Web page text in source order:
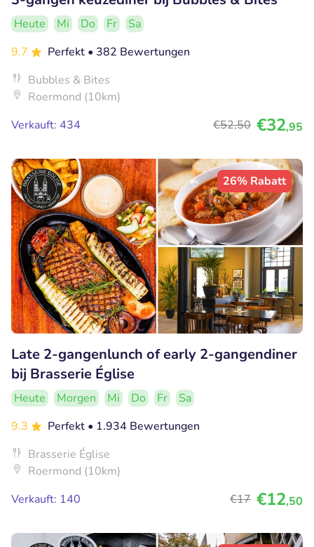
Heute Mi Do Fr
Sa
9.7
Perfekt • 382 Bewertungen
Bubbles & Bites
Roermond (10km)
Verkauft: 434
€52,50 €32,95
26% Rabatt
Late 2-gangenlunch of early 2-gangendiner
bij Brasserie Église
Heute Morgen Mi Do Fr
Sa
9.3
Perfekt • 1.934 Bewertungen
Brasserie Église
Roermond (10km)
Verkauft: 140
€17 €12,50